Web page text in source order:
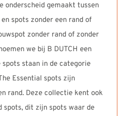
onderscheid gemaakt tussen
spots zonder een rand of
zonder rand of zonder
we bij B DUTCH een
spots staan in de categorie
Essential spots zijn
rand. Deze collectie kent ook
spots, dit zijn spots waar de